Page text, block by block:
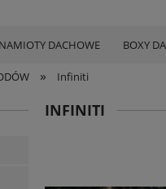
NAMIOTY DACHOWE BOXY
» Infiniti
INFINITI